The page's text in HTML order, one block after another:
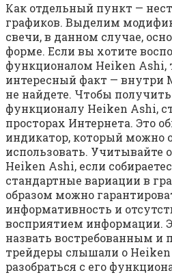
Как отдельный пункт —
графиков. Выделим
свечи, в данном случае,
форме. Если вы хотите
функционалом Heiken Ashi,
интересный факт — внутри
не найдете. Чтобы
функционалу Heiken Ashi,
просторах Интернета. Это
индикатор, который можно
использовать.
Heiken Ashi, если
стандартные вариации в
образом можно
информативность и
восприятием информации.
назвать востребованным и
трейдеры слышали о
разобраться с его